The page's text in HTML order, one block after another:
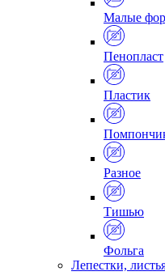
Малые
Пенопласт
Пластик
Разное
Тишью
Фольга
Лепестки,